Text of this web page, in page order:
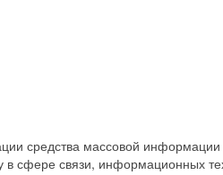
средства массовой
связи, информационных